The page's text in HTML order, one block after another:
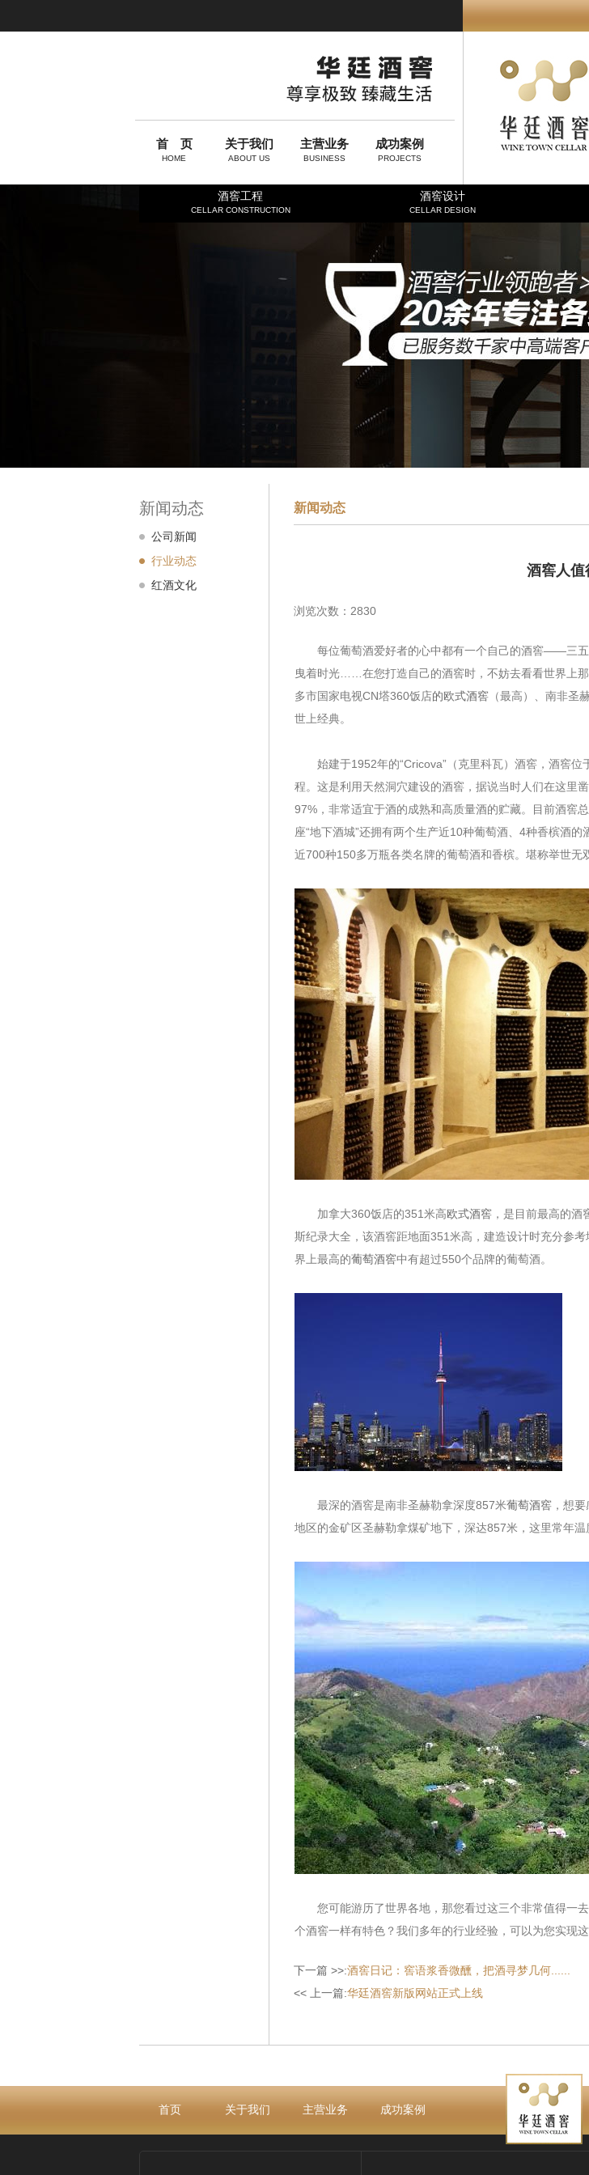
首 页
HOME
关于我们
ABOUT US
主营业务
BUSINESS
成功案例
PROJECTS
酒窖工程
CELLAR CONSTRUCTION
酒窖设计
CELLAR DESIGN
新闻动态
公司新闻
行业动态
红酒文化
新闻动态
酒窖人值
浏览次数：2830
每位葡萄酒爱好者的心中都有一个自己的酒窖——三五
曳着时光……在您打造自己的酒窖时，不妨去看看世界上
多市国家电视CN塔360饭店的欧式酒窖 （最高）、南非圣
世上经典。
始建于1952年的“Cricova”（克里科瓦）酒窖，酒窖位
程。这是利用天然洞穴建设的酒窖，据说当时人们在这里
97%，非常适宜于酒的成熟和高质量酒的贮藏。目前酒窖
座“地下酒城”还拥有两个生产近10种葡萄酒、4种香槟酒
近700种150多万瓶各类名牌的葡萄酒和香槟。堪称举世无
加拿大360饭店的351米高欧式酒窖 ，是目前最高的
斯纪录大全，该酒窖距地面351米高，建造设计时充分参
界上最高的葡萄酒窖中有超过550个品牌的葡萄酒。
最深的酒窖是南非圣赫勒拿深度857米葡萄酒窖 ，想
地区的金矿区圣赫勒拿煤矿地下，深达857米，这里常年
您可能游历了世界各地，那您看过这三个非常值得一去
个酒窖一样有特色？我们多年的行业经验，可以为您实现这
下一篇 >>:酒窖日记：窖语浆香微醺，把酒寻梦几何......
<< 上一篇:华廷酒窖新版网站正式上线
首页 关于我们 主营业务 成功案例